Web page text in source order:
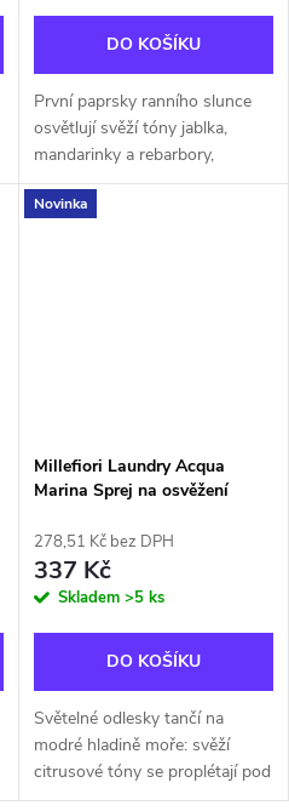
DO KOŠÍKU
První paprsky ranního slunce
osvětlují svěží tóny jablka,
mandarinky a rebarbory,
zahalené do intenzity bílých
květů a levandule, zatímco v
Novinka
Millefiori Laundry Acqua
Marina Sprej na osvěžení
278,51 Kč bez DPH
337 Kč
Skladem >5 ks
DO KOŠÍKU
Světelné odlesky tančí na
modré hladině moře: svěží
citrusové tóny se proplétají pod
hřejivým pohlazením slunce,